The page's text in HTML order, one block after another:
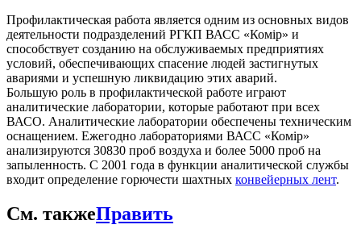
Профилактическая работа является одним из основных видов
деятельности подразделений РГКП ВАСС «Комір» и
способствует созданию на обслуживаемых предприятиях
условий, обеспечивающих спасение людей застигнутых
авариями и успешную ликвидацию этих аварий.
Большую роль в профилактической работе играют
аналитические лаборатории, которые работают при всех
ВАСО. Аналитические лаборатории обеспечены техническим
оснащением. Ежегодно лабораториями ВАСС «Комір»
анализируются 30830 проб воздуха и более 5000 проб на
запыленность. С 2001 года в функции аналитической службы
входит определение горючести шахтных конвейерных лент.
См. такжеПравить